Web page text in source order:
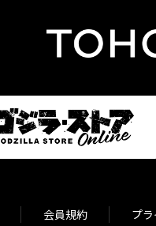
会員規約 プ